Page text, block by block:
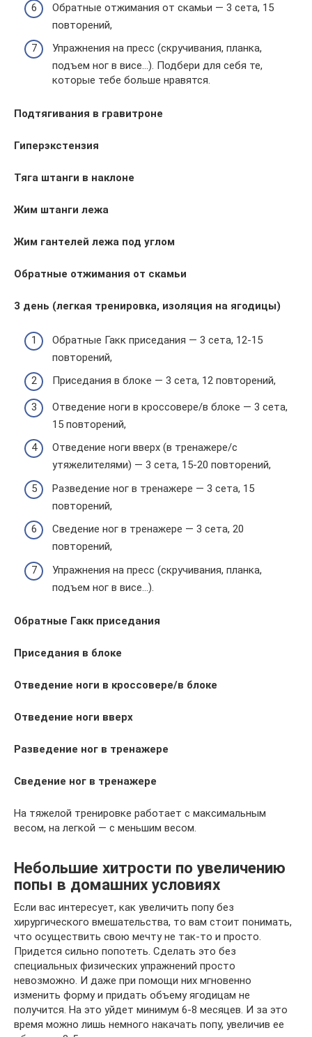
Обратные отжимания от скамьи — 3 сета, 15
повторений,
Упражнения на пресс (скручивания, планка,
подъем ног в висе…). Подбери для себя те,
которые тебе больше нравятся.
Подтягивания в гравитроне
Гиперэкстензия
Тяга штанги в наклоне
Жим штанги лежа
Жим гантелей лежа под углом
Обратные отжимания от скамьи
3 день (легкая тренировка, изоляция на ягодицы)
Обратные Гакк приседания — 3 сета, 12-15
повторений,
Приседания в блоке — 3 сета, 12 повторений,
Отведение ноги в кроссовере/в блоке — 3 сета,
15 повторений,
Отведение ноги вверх (в тренажере/с
утяжелителями) — 3 сета, 15-20 повторений,
Разведение ног в тренажере — 3 сета, 15
повторений,
Сведение ног в тренажере — 3 сета, 20
повторений,
Упражнения на пресс (скручивания, планка,
подъем ног в висе…).
Обратные Гакк приседания
Приседания в блоке
Отведение ноги в кроссовере/в блоке
Отведение ноги вверх
Разведение ног в тренажере
Сведение ног в тренажере
На тяжелой тренировке работает с максимальным
весом, на легкой — с меньшим весом.
Небольшие хитрости по увеличению
попы в домашних условиях
Если вас интересует, как увеличить попу без
хирургического вмешательства, то вам стоит понимать,
что осуществить свою мечту не так-то и просто.
Придется сильно попотеть. Сделать это без
специальных физических упражнений просто
невозможно. И даже при помощи них мгновенно
изменить форму и придать объему ягодицам не
получится. На это уйдет минимум 6-8 месяцев. И за это
время можно лишь немного накачать попу, увеличив ее